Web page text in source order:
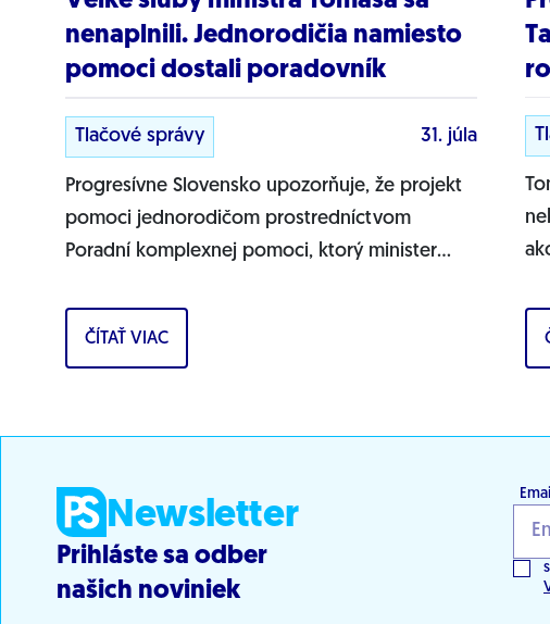
nenaplnili. Jednorodičia namiesto
pomoci dostali poradovník
Tlačové správy 31. júla
Progresívne Slovensko upozorňuje, že projekt
pomoci jednorodičom prostredníctvom
Poradní komplexnej pomoci, ktorý minister
pomoc pre osamelých...
ČÍTAŤ VIAC
Newsletter
Prihláste sa odber
našich noviniek